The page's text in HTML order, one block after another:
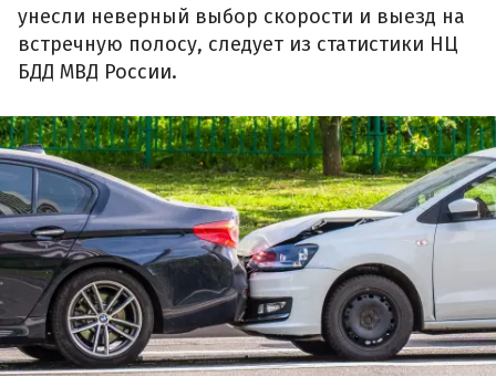
унесли неверный выбор скорости и выезд на
встречную полосу, следует из статистики НЦ
БДД МВД России.